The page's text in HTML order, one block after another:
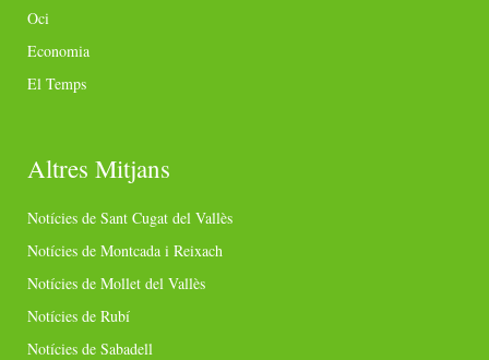
Oci
Economia
El Temps
Altres Mitjans
Notícies de Sant Cugat del Vallès
Notícies de Montcada i Reixach
Notícies de Mollet del Vallès
Notícies de Rubí
Notícies de Sabadell